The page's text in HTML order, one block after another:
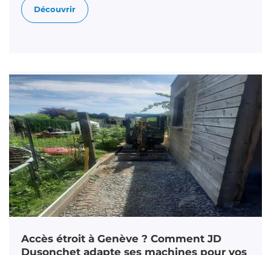
Découvrir
Accès étroit à Genève ? Comment JD
Dusonchet adapte ses machines pour vos